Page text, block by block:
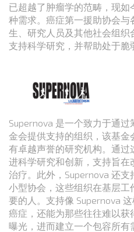
已超越了肿瘤学的范畴，现
种需求。癌症第一援助协会
生、研究人员及其他社会组织
支持科学研究，并帮助处于脆
Supernova 是一个致力于通
金会提供支持的组织，该基
有卓越声誉的研究机构。通过
进科学研究和创新，支持旨
治疗。此外，Supernova 还
小型协会，这些组织在基层
要的人。支持像 Supernova
癌症，还能为那些往往难以
曝光，进而建立一个包容所有